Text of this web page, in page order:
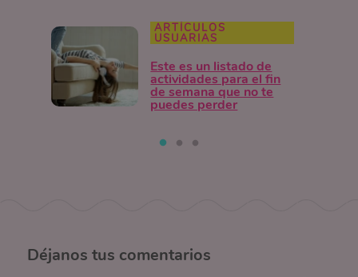
ARTÍCULOS
USUARIAS
Este es un listado de
actividades para el fin
de semana que no te
puedes perder
Déjanos tus comentarios